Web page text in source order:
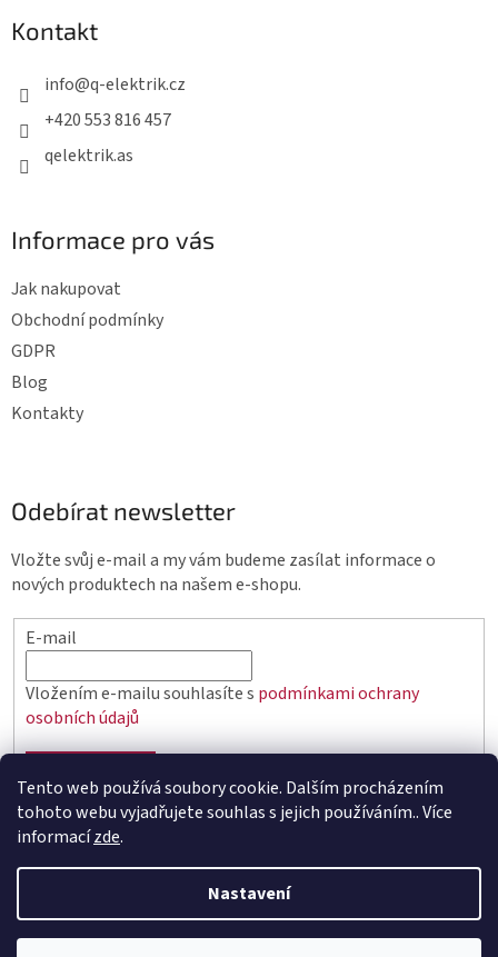
Tento web používá soubory cookie. Dalším procházením
tohoto webu vyjadřujete souhlas s jejich používáním.. Více
informacízde.
Nastavení
p
aKontakt
info@q-elektrik.cz
+420 553 816 457
qelektrik.as
Informace pro vás
Jak nakupovat
Obchodní podmínky
GDPR
Blog
Kontakty
Odebírat newsletter
Vložte svůj e-mail a my vám budeme zasílat informace o
nových produktech na našem e-shopu.
E-mail
Vložením e-mailu souhlasíte s podmínkami ochrany
osobních údajů
Vytvořil Shoptet
Copyright 2026elektro.q-elektrik.cz. Všechna práva